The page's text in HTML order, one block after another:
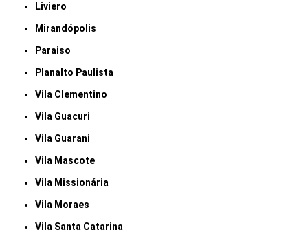
Liviero
Mirandópolis
Paraiso
Planalto Paulista
Vila Clementino
Vila Guacuri
Vila Guarani
Vila Mascote
Vila Missionária
Vila Moraes
Vila Santa Catarina